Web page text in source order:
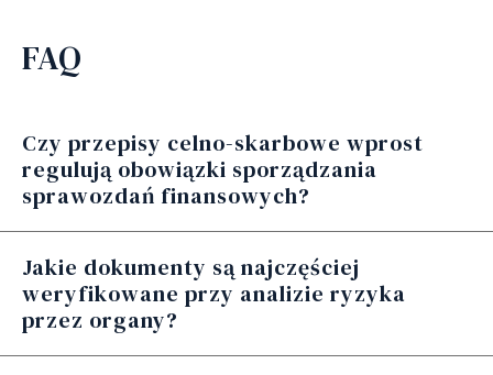
FAQ
Czy przepisy celno-skarbowe wprost
regulują obowiązki sporządzania
sprawozdań finansowych?
Jakie dokumenty są najczęściej
weryfikowane przy analizie ryzyka
przez organy?